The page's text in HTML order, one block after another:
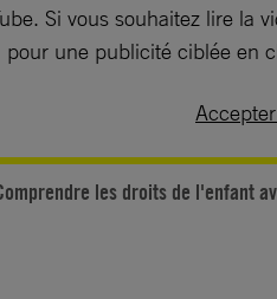
Si vous souhaitez lire la
pour une publicité ciblée en
les droits de l'enfant